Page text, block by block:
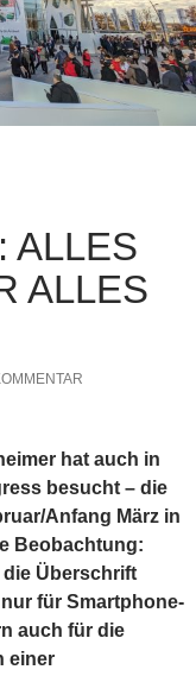
ALLES
ALLES
hat auch in
besucht – die
Anfang März in
Beobachtung:
die Überschrift
für Smartphone-
auch für die
einer